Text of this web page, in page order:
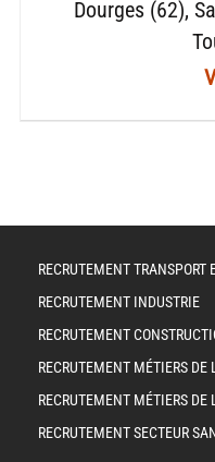
Dourges (62)
RECRUTEMENT TRANSPORT
RECRUTEMENT INDUSTRIE
RECRUTEMENT
RECRUTEMENT MÉTIERS DE
RECRUTEMENT MÉTIERS
RECRUTEMENT SECTEUR